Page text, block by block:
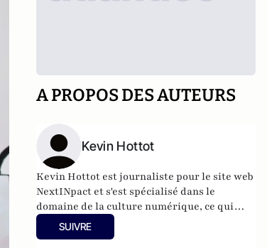
A PROPOS DES AUTEURS
Kevin Hottot
Kevin Hottot est journaliste pour le site web
NextINpact et s'est spécialisé dans le
domaine de la culture numérique, ce qui
inclut des sujets comme les crypto-
monnaies (Bitcoin, Litecoin...) et le
SUIVRE